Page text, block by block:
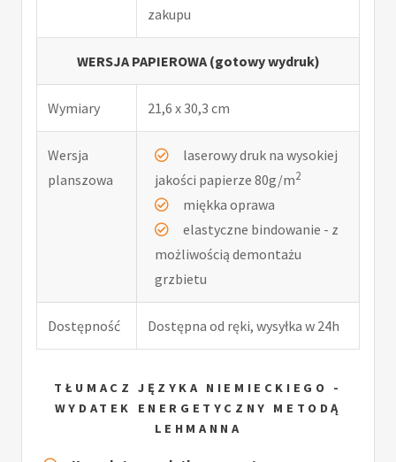
zakupu
WERSJA PAPIEROWA (gotowy wydruk)
Wymiary 21,6 x 30,3 cm
Wersja
planszowa
laserowy druk na wysokiej
jakości papierze 80g/m2
miękka oprawa
elastyczne bindowanie - z
możliwością demontażu
grzbietu
Dostępność Dostępna od ręki, wysyłka w 24h
TŁUMACZ JĘZYKA NIEMIECKIEGO -
WYDATEK ENERGETYCZNY METODĄ
LEHMANNA